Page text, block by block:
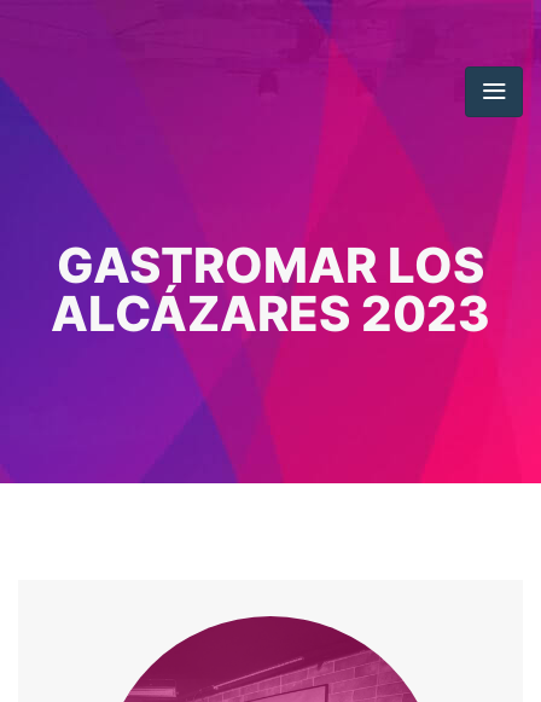
GASTROMAR LOS
ALCÁZARES 2023